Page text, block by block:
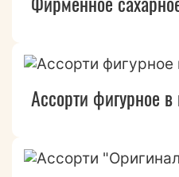
Ассорти фигурное в